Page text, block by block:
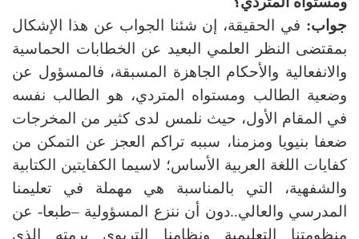
جواب: في الحقيقة، إن شئنا الجواب عن هذا الإشكال
بمقتضى النظر العلمي البعيد عن الخطابات الحماسية
والانفعالية والأحكام الجاهزة المسبقة، فالمسؤول عن
وضعية الطالب ومستواه المتردي، هو الطالب نفسه
في المقام الأول، حيث نلمس لدى كثير من المخرجات
ضعفا بنيويا ومزمنا، سببه تراكم العجز عن التمكن من
كفايات اللغة العربية الأساس؛ لاسيما الكفايتين الكتابية
والشفهية، التي بالمناسبة هي مهملة في تعليمنا
المدرسي والعالي..دون أن ننزع المسؤولية –طبعا- عن
منظومتنا التعليمية ونظامنا التربوي برمته الذي